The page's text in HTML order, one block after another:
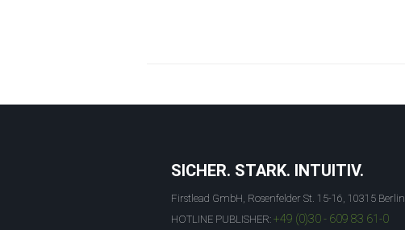
SICHER. STARK. INTUITIV.
Firstlead GmbH, Rosenfelder St. 15-16, 10315 Berlin
HOTLINE PUBLISHER: +49 (0)30 - 609 83 61-0